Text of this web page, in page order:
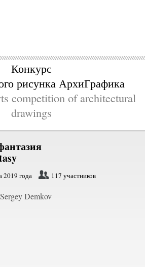
Конкурс
рисунка АрхиГрафика
competition of architectural
drawings
2019 года 117 участников
Sergey Demkov